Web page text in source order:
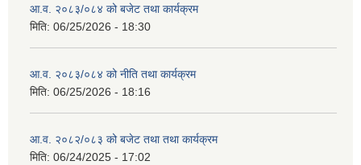
आ.व. २०८३/०८४ को बजेट तथा कार्यक्रम
मिति: 06/25/2026 - 18:30
आ.व. २०८३/०८४ को नीति तथा कार्यक्रम
मिति: 06/25/2026 - 18:16
आ.व. २०८२/०८३ को बजेट तथा तथा कार्यक्रम
मिति: 06/24/2025 - 17:02